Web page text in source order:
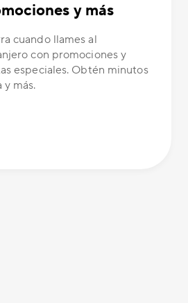
y más
cuando llames al
con promociones y
especiales. Obtén minutos
y más.